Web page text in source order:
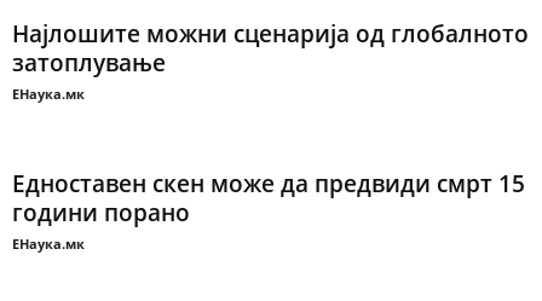
Најлошите можни сценарија од глобалното
затоплување
ЕНаука.мк
Едноставен скен може да предвиди смрт 15
години порано
ЕНаука.мк